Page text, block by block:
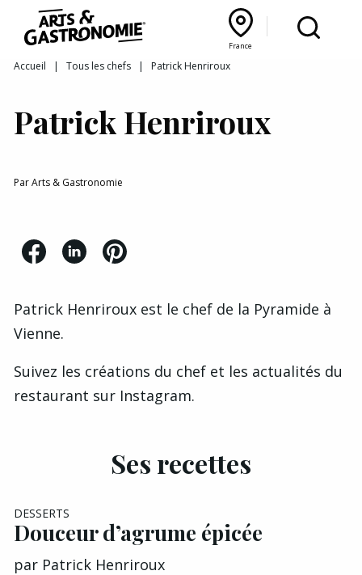
France
Recettes
Reportages
Interviews
Bourgogne Franche‑Comté
France
Lyon Rhône‑Alpes
Accueil | Tous les chefs | Patrick Henriroux
Patrick Henriroux
ParArts & Gastronomie
Patrick Henriroux est le chef de la Pyramide à
Vienne.
Suivez les créations du chef et les actualités du
restaurant sur Instagram.
Ses recettes
DESSERTS
Douceur d’agrume épicée
par Patrick Henriroux